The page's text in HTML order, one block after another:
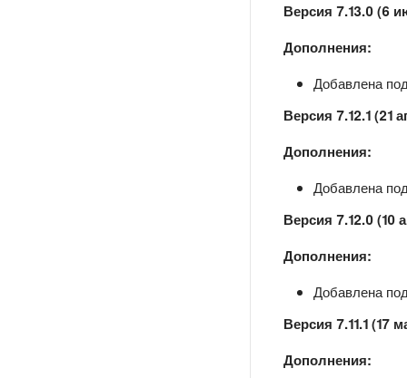
Версия 7.13.0 (6
Дополнения:
Добавлена
Версия 7.12.1 (21
Дополнения:
Добавлена
Версия 7.12.0 (10
Дополнения:
Добавлена
Версия 7.11.1 (17
Дополнения: